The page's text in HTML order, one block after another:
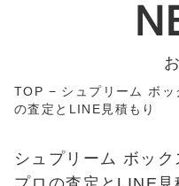
TOP − シュプリーム ボ
の査定とLINE見積もり
シュプリーム ボッ